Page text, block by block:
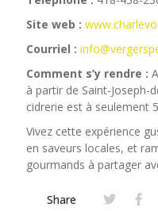
Site web :
Courriel :
Comment s’y rendre :
à partir de Saint-Joseph-
cidrerie est à seulement
Vivez cette expérience
en saveurs locales, et
gourmands à partager
Share